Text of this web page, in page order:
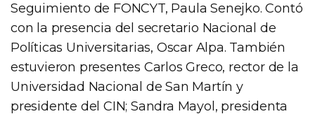
Seguimiento de FONCYT, Paula Senejko. Contó
con la presencia del secretario Nacional de
Políticas Universitarias, Oscar Alpa. También
estuvieron presentes Carlos Greco, rector de la
Universidad Nacional de San Martín y
presidente del CIN; Sandra Mayol, presidenta